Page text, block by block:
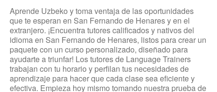
Aprende Uzbeko y toma ventaja de las oportunidades
que te esperan en San Fernando de Henares y en el
extranjero. ¡Encuentra tutores calificados y nativos del
idioma en San Fernando de Henares, listos para crear un
paquete con un curso personalizado, diseñado para
ayudarte a triunfar! Los tutores de Language Trainers
trabajan con tu horario y perfilan tus necesidades de
aprendizaje para hacer que cada clase sea eficiente y
efectiva. Empieza hoy mismo tomando nuestra prueba de